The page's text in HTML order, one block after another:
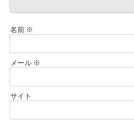
名前 ※
メール ※
サイト